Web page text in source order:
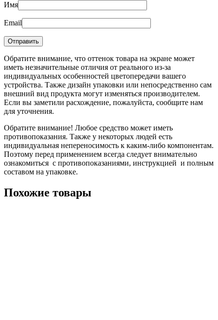
Имя
Email
Обратите внимание, что оттенок товара на экране может
иметь незначительные отличия от реального из-за
индивидуальных особенностей цветопередачи вашего
устройства. Также дизайн упаковки или непосредственно сам
внешний вид продукта могут изменяться производителем.
Если вы заметили расхождение, пожалуйста, сообщите нам
для уточнения.
Обратите внимание! Любое средство может иметь
противопоказания. Также у некоторых людей есть
индивидуальная непереносимость к каким-либо компонентам.
Поэтому перед применением всегда следует внимательно
ознакомиться с противопоказаниями, инструкцией и полным
составом на упаковке.
Похожие товары